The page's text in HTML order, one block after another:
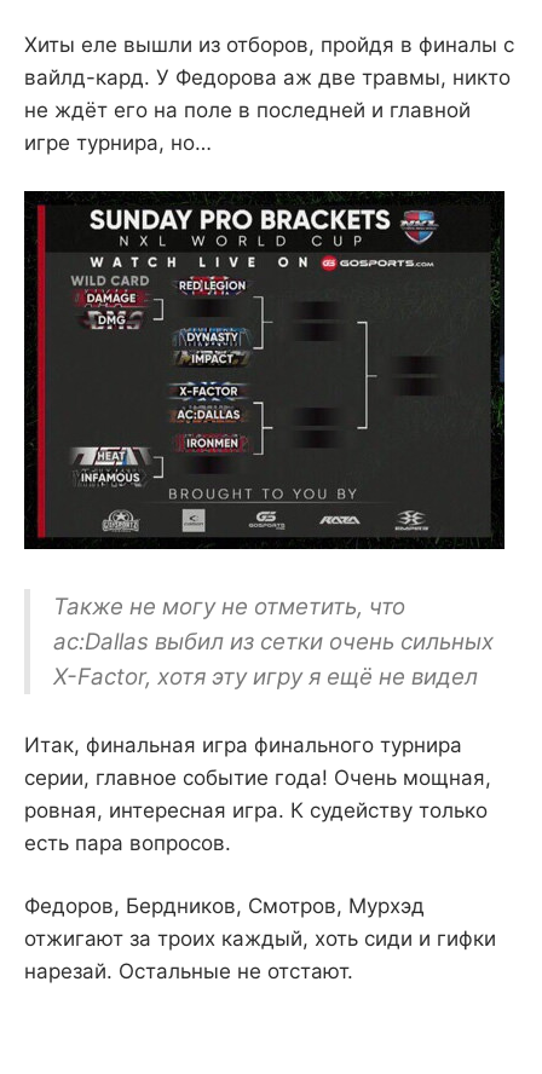
Хиты еле вышли из отборов, пройдя в финалы с
вайлд-кард. У Федорова аж две травмы, никто
не ждёт его на поле в последней и главной
игре турнира, но…
Также не могу не отметить, что
ac:Dallas выбил из сетки очень сильных
X-Factor, хотя эту игру я ещё не видел
Итак, финальная игра финального турнира
серии, главное событие года! Очень мощная,
ровная, интересная игра. К судейству только
есть пара вопросов.
Федоров, Бердников, Смотров, Мурхэд
отжигают за троих каждый, хоть сиди и гифки
нарезай. Остальные не отстают.